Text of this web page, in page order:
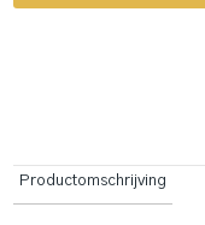
Productomschrijving